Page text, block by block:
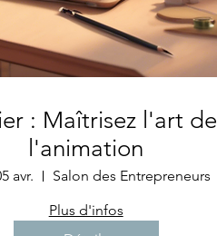
: Maîtrisez l'art de
l'animation
avr.
Salon des Entrepreneurs
Plus d'infos